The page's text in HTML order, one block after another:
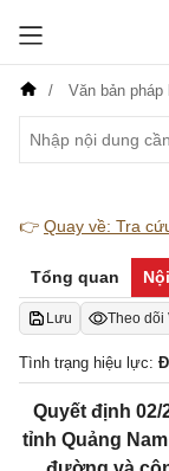
Văn bản pháp
👉 Quay về: Tra
Tổng quan
Lưu Theo dõi
Tình trạng hiệu lực:
Quyết định 02/
tỉnh Quảng